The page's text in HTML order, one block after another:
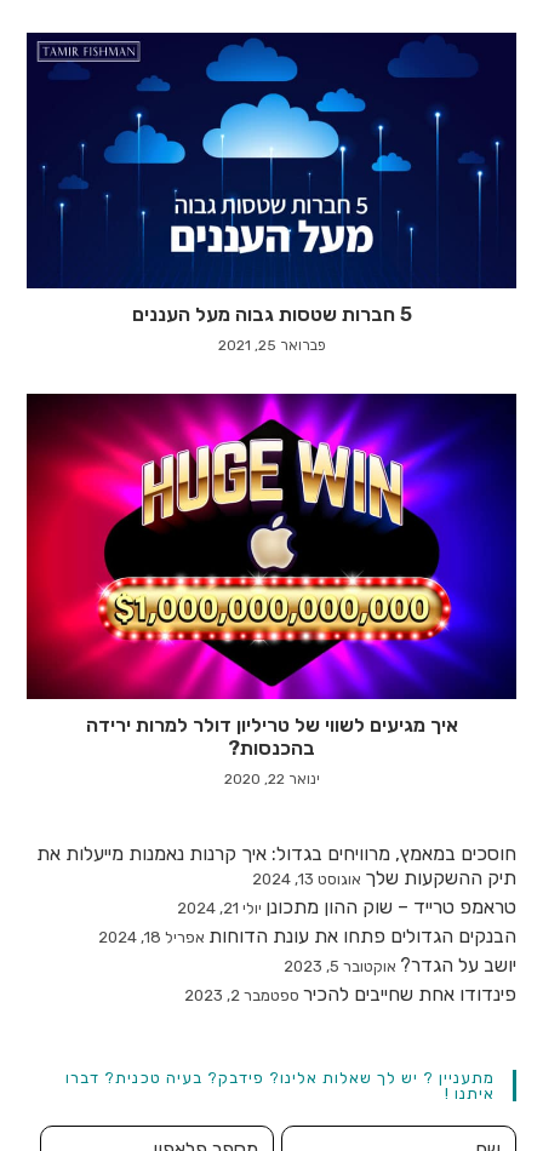
5 חברות שטסות גבוה מעל העננים
פברואר 25, 2021
איך מגיעים לשווי של טריליון דולר למרות ירידה
בהכנסות?
ינואר 22, 2020
חוסכים במאמץ, מרוויחים בגדול: איך קרנות נאמנות מייעלות את
תיק ההשקעות שלך אוגוסט 13, 2024
טראמפ טרייד – שוק ההון מתכונן יולי 21, 2024
הבנקים הגדולים פתחו את עונת הדוחות אפריל 18, 2024
יושב על הגדר? אוקטובר 5, 2023
פינדודו אחת שחייבים להכיר ספטמבר 2, 2023
מתעניין ? יש לך שאלות אלינו? פידבק? בעיה טכנית? דברו
איתנו !